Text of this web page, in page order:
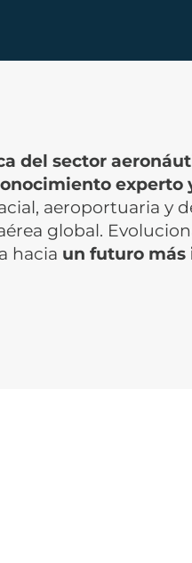
del sector
experto
aeroportuaria y
global.
hacia un futuro